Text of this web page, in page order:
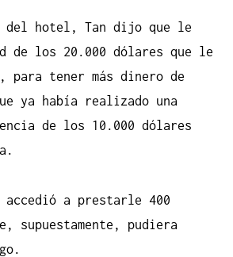
del hotel, Tan dijo que le
de los 20.000 dólares que le
para tener más dinero de
ya había realizado una
de los 10.000 dólares
accedió a prestarle 400
supuestamente, pudiera